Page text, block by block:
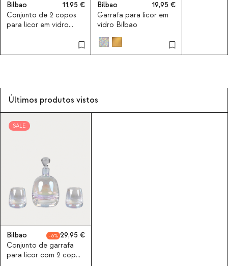
Bilbao
11,95
Conjunto de 2 copos
para licor em vidro
Bilbao
19,95
Garrafa para licor em
vidro Bilbao
Últimos produtos vistos
SALE
Bilbao 6
29,95
Conjunto de garrafa
para licor com 2 copos